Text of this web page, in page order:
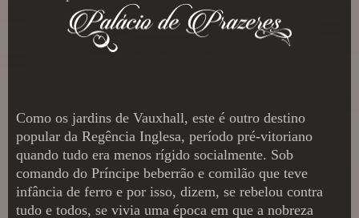
Como os jardins de Vauxhall, este é outro destino
popular da Regência Inglesa, período pré-vitoriano
quando tudo era menos rígido socialmente. Sob
comando do Príncipe beberrão e comilão que teve
infância de ferro e por isso, dizem, se rebelou contra
tudo e todos, se vivia uma época em que a nobreza